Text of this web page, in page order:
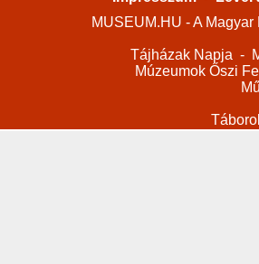
MUSEUM.HU - A
Tájházak Napja -
Múzeumok Őszi